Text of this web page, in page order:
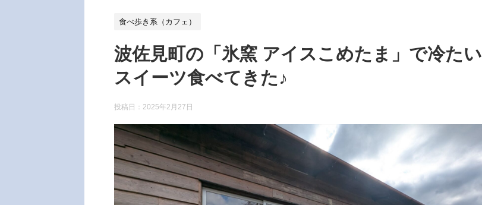
食べ歩き系（カフェ）
波佐見町の「氷窯 アイスこめたま」で冷たい
スイーツ食べてきた♪
投稿日： 2025年2月27日